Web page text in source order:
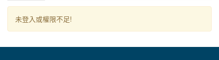
未登入或權限不足!